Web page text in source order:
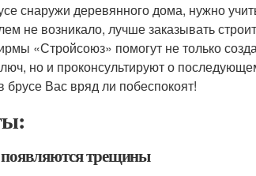
снаружи деревянного дома, нужно
не возникало, лучше заказывать
«Стройсоюз» помогут не только
но и проконсультируют о
Вас вряд ли побеспокоят!
трещины